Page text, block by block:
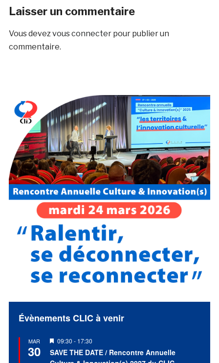
Laisser un commentaire
Vous devezvous connecterpour publier un
commentaire.
Évènements CLIC à venir
MAR
30
Mis
en
avant
09:30 - 17:30
SAVE THE DATE / Rencontre Annuelle